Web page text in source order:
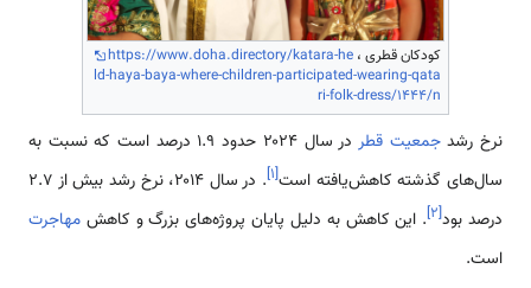
کودکان قطری ، https://www.doha.directory/katara-he
ld-haya-baya-where-children-participated-wearing-qata
ri-folk-dress/1444/n
نرخ رشدجمعیت قطر
در سال ۲۰۲۴ حدود ۱.۹ درصد است که نسبت به
سال‌های گذشته کاهش‌یافته است[۱]
. در سال ۲۰۱۴، نرخ رشد بیش از ۲.۷
درصد بود[۲]. این کاهش به دلیل پایان پروژه‌های بزرگ و کاهش مهاجرت
است.